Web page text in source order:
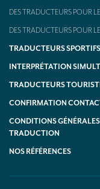
DES TRADUCTEURS POUR
DES TRADUCTEURS POUR
TRADUCTEURS SPORTIFS
INTERPRÉTATION
TRADUCTEURS
CONFIRMATION
CONDITIONS
TRADUCTION
NOS RÉFÉRENCES